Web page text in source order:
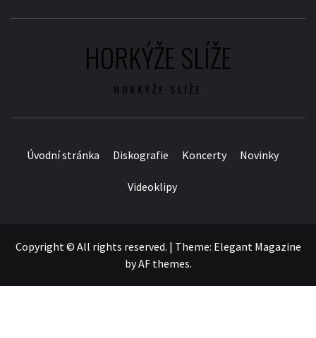
HORKÝŽE SLÍŽE
HORKÝŽE SLÍŽE
Úvodní stránka Diskografie Koncerty Novinky
Videoklipy
Copyright © All rights reserved. | Theme: Elegant Magazine
byAF themes.